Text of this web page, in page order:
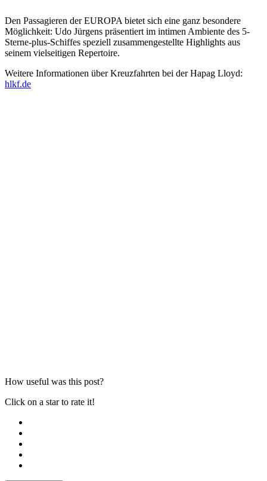
Den Passagieren der EUROPA bietet sich eine ganz besondere
Möglichkeit: Udo Jürgens präsentiert im intimen Ambiente des 5-
Sterne-plus-Schiffes speziell zusammengestellte Highlights aus
seinem vielseitigen Repertoire.
Weitere Informationen über Kreuzfahrten bei der Hapag Lloyd:
hlkf.de
How useful was this post?
Click on a star to rate it!